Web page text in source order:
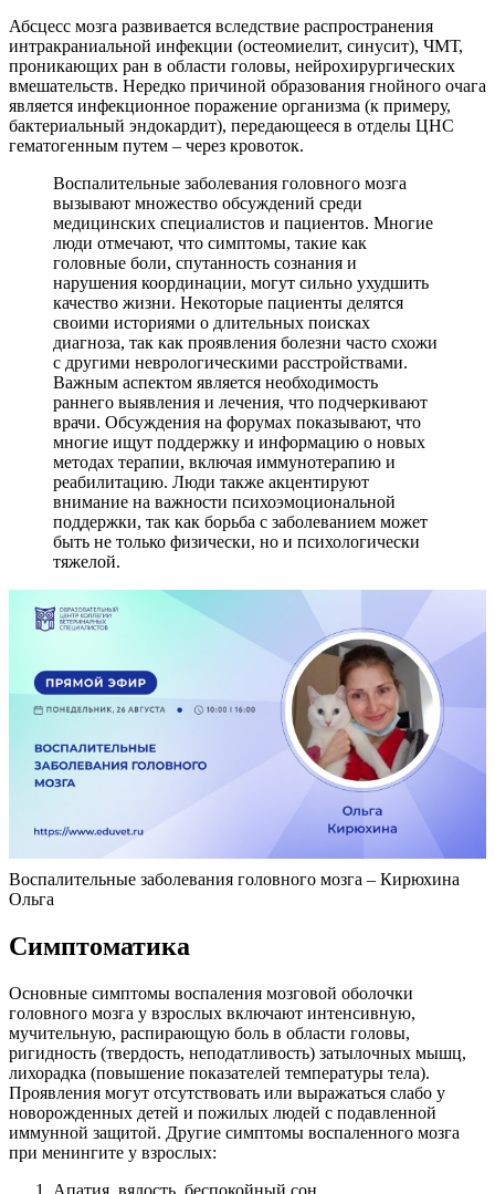
Абсцесс мозга развивается вследствие распространения
интракраниальной инфекции (остеомиелит, синусит), ЧМТ,
проникающих ран в области головы, нейрохирургических
вмешательств. Нередко причиной образования гнойного очага
является инфекционное поражение организма (к примеру,
бактериальный эндокардит), передающееся в отделы ЦНС
гематогенным путем – через кровоток.
Воспалительные заболевания головного мозга
вызывают множество обсуждений среди
медицинских специалистов и пациентов. Многие
люди отмечают, что симптомы, такие как
головные боли, спутанность сознания и
нарушения координации, могут сильно ухудшить
качество жизни. Некоторые пациенты делятся
своими историями о длительных поисках
диагноза, так как проявления болезни часто схожи
с другими неврологическими расстройствами.
Важным аспектом является необходимость
раннего выявления и лечения, что подчеркивают
врачи. Обсуждения на форумах показывают, что
многие ищут поддержку и информацию о новых
методах терапии, включая иммунотерапию и
реабилитацию. Люди также акцентируют
внимание на важности психоэмоциональной
поддержки, так как борьба с заболеванием может
быть не только физически, но и психологически
тяжелой.
Воспалительные заболевания головного мозга – Кирюхина
Ольга
Симптоматика
Основные симптомы воспаления мозговой оболочки
головного мозга у взрослых включают интенсивную,
мучительную, распирающую боль в области головы,
ригидность (твердость, неподатливость) затылочных мышц,
лихорадка (повышение показателей температуры тела).
Проявления могут отсутствовать или выражаться слабо у
новорожденных детей и пожилых людей с подавленной
иммунной защитой. Другие симптомы воспаленного мозга
при менингите у взрослых:
Апатия, вялость, беспокойный сон.